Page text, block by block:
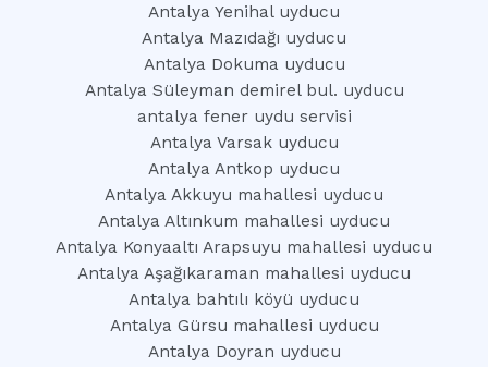
Antalya Yenihal uyducu
Antalya Mazıdağı uyducu
Antalya Dokuma uyducu
Antalya Süleyman demirel bul. uyducu
antalya fener uydu servisi
Antalya Varsak uyducu
Antalya Antkop uyducu
Antalya Akkuyu mahallesi uyducu
Antalya Altınkum mahallesi uyducu
Antalya Konyaaltı Arapsuyu mahallesi uyducu
Antalya Aşağıkaraman mahallesi uyducu
Antalya bahtılı köyü uyducu
Antalya Gürsu mahallesi uyducu
Antalya Doyran uyducu